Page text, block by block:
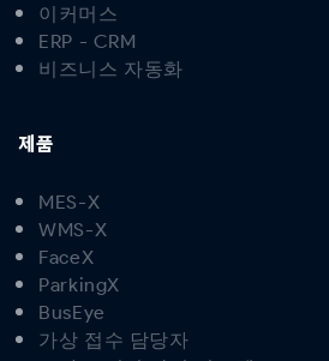
이커머스
ERP - CRM
비즈니스 자동화
제품
MES-X
WMS-X
FaceX
ParkingX
BusEye
가상 접수 담당자